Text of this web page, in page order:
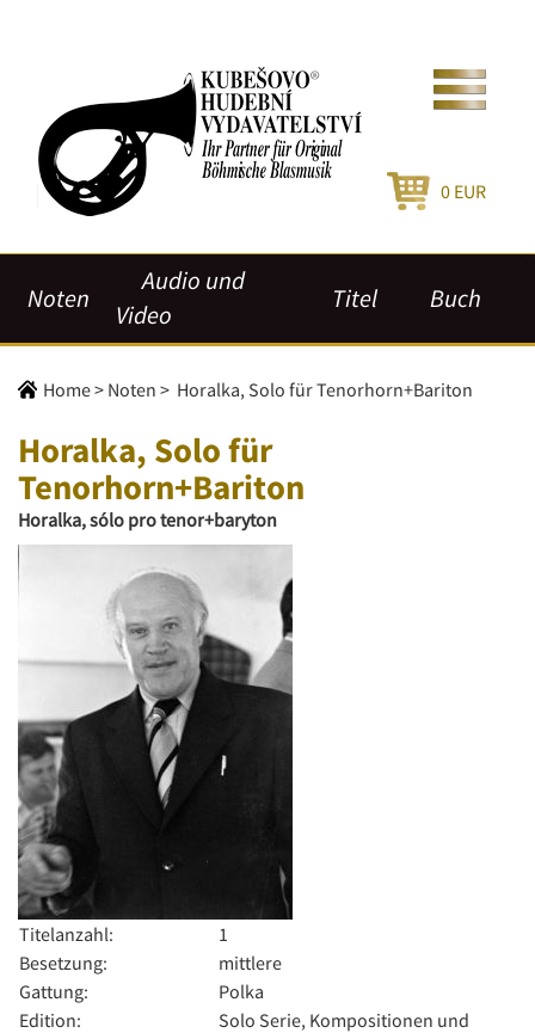
0 EUR
Noten
Audio und
Video
Titel Buch
Home> Noten > Horalka, Solo für Tenorhorn+Bariton
Horalka, Solo für
Tenorhorn+Bariton
Horalka, sólo pro tenor+baryton
Titelanzahl:
1
Besetzung:
mittlere
Gattung:
Polka
Edition:
Solo Serie, Kompositionen und